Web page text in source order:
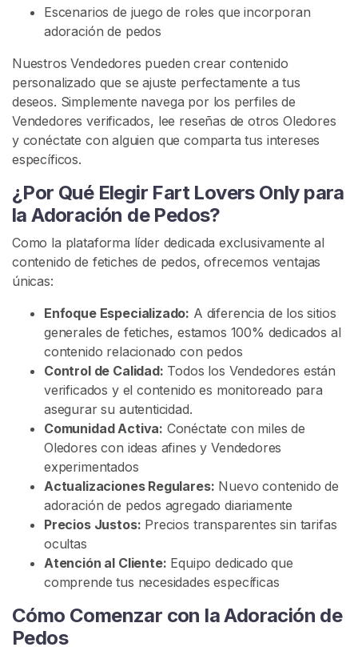
Escenarios de juego de roles que incorporan
adoración de pedos
Nuestros Vendedores pueden crear contenido
personalizado que se ajuste perfectamente a tus
deseos. Simplemente navega por los perfiles de
Vendedores verificados, lee reseñas de otros Oledores
y conéctate con alguien que comparta tus intereses
específicos.
¿Por Qué Elegir Fart Lovers Only para
la Adoración de Pedos?
Como la plataforma líder dedicada exclusivamente al
contenido de fetiches de pedos, ofrecemos ventajas
únicas:
Enfoque Especializado: A diferencia de los sitios
generales de fetiches, estamos 100% dedicados al
contenido relacionado con pedos
Control de Calidad: Todos los Vendedores están
verificados y el contenido es monitoreado para
asegurar su autenticidad.
Comunidad Activa: Conéctate con miles de
Oledores con ideas afines y Vendedores
experimentados
Actualizaciones Regulares: Nuevo contenido de
adoración de pedos agregado diariamente
Precios Justos: Precios transparentes sin tarifas
ocultas
Atención al Cliente: Equipo dedicado que
comprende tus necesidades específicas
Cómo Comenzar con la Adoración de
Pedos
a
ó
n
D
e
F
l
a
t
u
l
e
n
m
a
D
F
e
t